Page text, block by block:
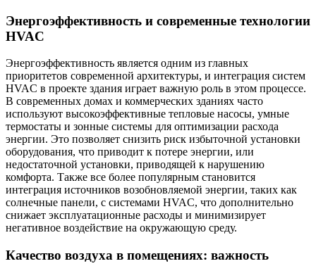
Энергоэффективность и современные технологии
HVAC
Энергоэффективность является одним из главных
приоритетов современной архитектуры, и интеграция систем
HVAC в проекте здания играет важную роль в этом процессе.
В современных домах и коммерческих зданиях часто
используют высокоэффективные тепловые насосы, умные
термостаты и зонные системы для оптимизации расхода
энергии. Это позволяет снизить риск избыточной установки
оборудования, что приводит к потере энергии, или
недостаточной установки, приводящей к нарушению
комфорта. Также все более популярным становится
интеграция источников возобновляемой энергии, таких как
солнечные панели, с системами HVAC, что дополнительно
снижает эксплуатационные расходы и минимизирует
негативное воздействие на окружающую среду.
Качество воздуха в помещениях: важность